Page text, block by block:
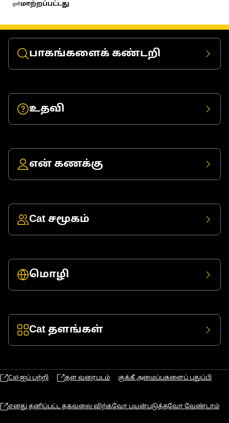
மாற்றப்பட்டது
பாகங்களைக் கண்டறி
உதவி
என் கணக்கு
Cat சமூகம்
மொழி
Cat தளங்கள்
Cat-ஐப் பற்றி தள வரைபடம் குக்கீ அமைப்புகளைப் புதுப்பி
எனது தனிப்பட்ட தகவலை விற்கவோ பயன்படுத்தவோ வேண்டாம்